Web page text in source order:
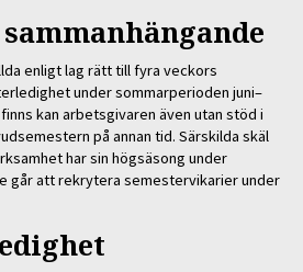
enligt lag rätt till fyra veckors
under sommarperioden juni–
kan arbetsgivaren även utan stöd i
på annan tid. Särskilda skäl
har sin högsäsong under
går att rekrytera semestervikarier under